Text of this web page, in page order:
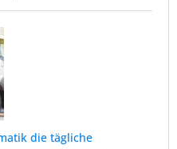
die tägliche